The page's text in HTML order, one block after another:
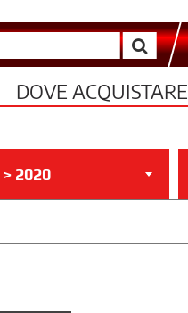
Cerca
DOVE ACQUISTARE
2020